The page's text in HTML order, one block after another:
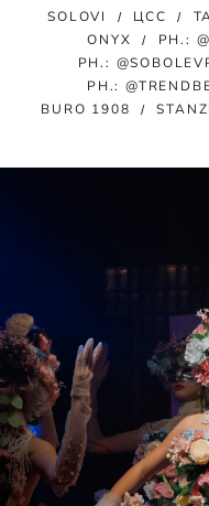
SOLOVI
ЦСС
ONYX
PH.:
PH.:
PH.:
BURO 1908